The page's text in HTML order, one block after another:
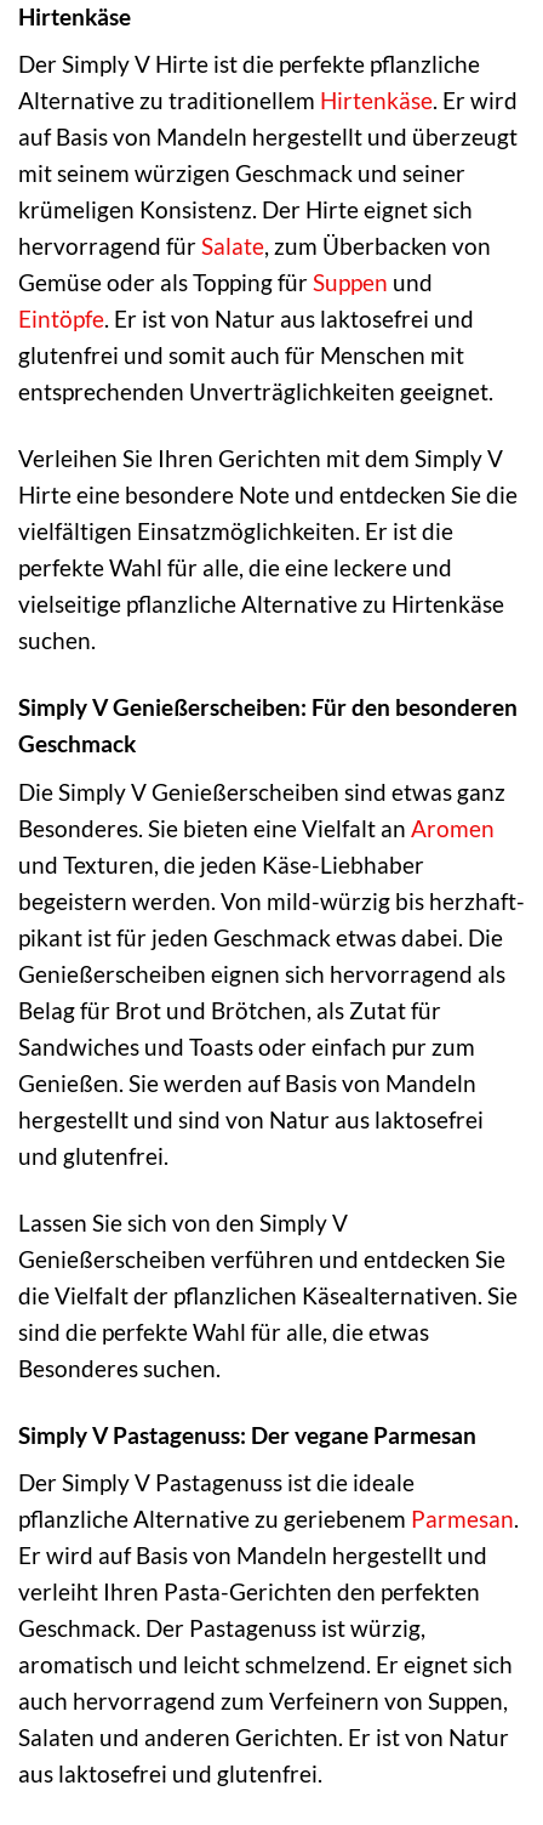
Hirtenkäse
Der Simply V Hirte ist die perfekte pflanzliche
Alternative zu traditionellem Hirtenkäse. Er wird
auf Basis von Mandeln hergestellt und überzeugt
mit seinem würzigen Geschmack und seiner
krümeligen Konsistenz. Der Hirte eignet sich
hervorragend fürSalate, zum Überbacken von
Gemüse oder als Topping fürSuppen und
Eintöpfe. Er ist von Natur aus laktosefrei und
glutenfrei und somit auch für Menschen mit
entsprechenden Unverträglichkeiten geeignet.
Verleihen Sie Ihren Gerichten mit dem Simply V
Hirte eine besondere Note und entdecken Sie die
vielfältigen Einsatzmöglichkeiten. Er ist die
perfekte Wahl für alle, die eine leckere und
vielseitige pflanzliche Alternative zu Hirtenkäse
suchen.
Simply V Genießerscheiben: Für den besonderen
Geschmack
Die Simply V Genießerscheiben sind etwas ganz
Besonderes. Sie bieten eine Vielfalt an Aromen
und Texturen, die jeden Käse-Liebhaber
begeistern werden. Von mild-würzig bis herzhaft-
pikant ist für jeden Geschmack etwas dabei. Die
Genießerscheiben eignen sich hervorragend als
Belag für Brot und Brötchen, als Zutat für
Sandwiches und Toasts oder einfach pur zum
Genießen. Sie werden auf Basis von Mandeln
hergestellt und sind von Natur aus laktosefrei
und glutenfrei.
Lassen Sie sich von den Simply V
Genießerscheiben verführen und entdecken Sie
die Vielfalt der pflanzlichen Käsealternativen. Sie
sind die perfekte Wahl für alle, die etwas
Besonderes suchen.
Simply V Pastagenuss: Der vegane Parmesan
Der Simply V Pastagenuss ist die ideale
pflanzliche Alternative zu geriebenem Parmesan.
Er wird auf Basis von Mandeln hergestellt und
verleiht Ihren Pasta-Gerichten den perfekten
Geschmack. Der Pastagenuss ist würzig,
aromatisch und leicht schmelzend. Er eignet sich
auch hervorragend zum Verfeinern von Suppen,
Salaten und anderen Gerichten. Er ist von Natur
aus laktosefrei und glutenfrei.